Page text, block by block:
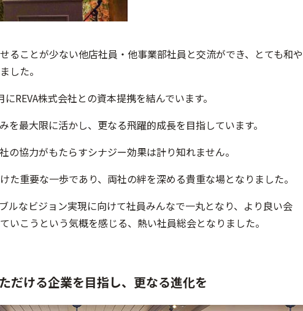
ることが少ない他店社員・他事業部社員と交流ができ、とても和や
した。
REVA株式会社との資本提携を結んでいます。
を最大限に活かし、更なる飛躍的成長を目指しています。
の協力がもたらすシナジー効果は計り知れません。
た重要な一歩であり、両社の絆を深める貴重な場となりました。
ルなビジョン実現に向けて社員みんなで一丸となり、より良い会
いこうという気概を感じる、熱い社員総会となりました。
だける企業を目指し、更なる進化を